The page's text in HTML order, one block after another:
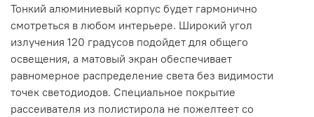
Тонкий алюминиевый корпус будет гармонично
смотреться в любом интерьере. Широкий угол
излучения 120 градусов подойдет для общего
освещения, а матовый экран обеспечивает
равномерное распределение света без видимости
точек светодиодов. Специальное покрытие
рассеивателя из полистирола не пожелтеет со